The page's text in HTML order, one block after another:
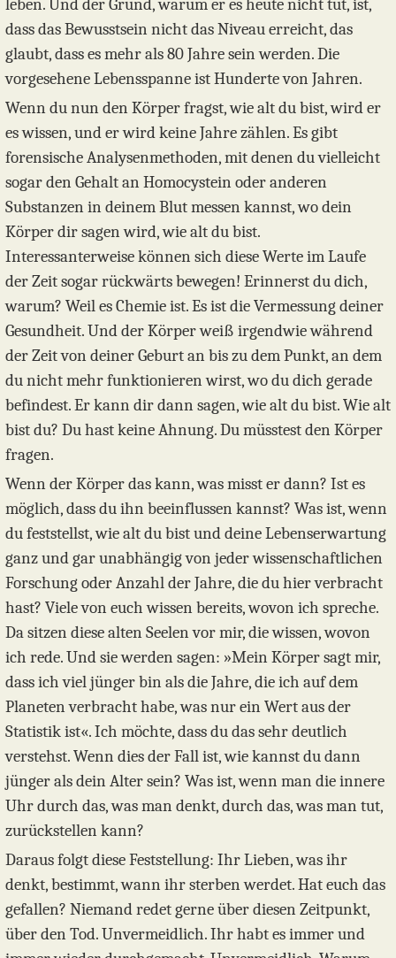
leben. Und der Grund, warum er es heute nicht tut, ist,
dass das Bewusstsein nicht das Niveau erreicht, das
glaubt, dass es mehr als 80 Jahre sein werden. Die
vorgesehene Lebensspanne ist Hunderte von Jahren.
Wenn du nun den Körper fragst, wie alt du bist, wird er
es wissen, und er wird keine Jahre zählen. Es gibt
forensische Analysenmethoden, mit denen du vielleicht
sogar den Gehalt an Homocystein oder anderen
Substanzen in deinem Blut messen kannst, wo dein
Körper dir sagen wird, wie alt du bist.
Interessanterweise können sich diese Werte im Laufe
der Zeit sogar rückwärts bewegen! Erinnerst du dich,
warum? Weil es Chemie ist. Es ist die Vermessung deiner
Gesundheit. Und der Körper weiß irgendwie während
der Zeit von deiner Geburt an bis zu dem Punkt, an dem
du nicht mehr funktionieren wirst, wo du dich gerade
befindest. Er kann dir dann sagen, wie alt du bist. Wie alt
bist du? Du hast keine Ahnung. Du müsstest den Körper
fragen.
Wenn der Körper das kann, was misst er dann? Ist es
möglich, dass du ihn beeinflussen kannst? Was ist, wenn
du feststellst, wie alt du bist und deine Lebenserwartung
ganz und gar unabhängig von jeder wissenschaftlichen
Forschung oder Anzahl der Jahre, die du hier verbracht
hast? Viele von euch wissen bereits, wovon ich spreche.
Da sitzen diese alten Seelen vor mir, die wissen, wovon
ich rede. Und sie werden sagen: »Mein Körper sagt mir,
dass ich viel jünger bin als die Jahre, die ich auf dem
Planeten verbracht habe, was nur ein Wert aus der
Statistik ist«. Ich möchte, dass du das sehr deutlich
verstehst. Wenn dies der Fall ist, wie kannst du dann
jünger als dein Alter sein? Was ist, wenn man die innere
Uhr durch das, was man denkt, durch das, was man tut,
zurückstellen kann?
Daraus folgt diese Feststellung: Ihr Lieben, was ihr
denkt, bestimmt, wann ihr sterben werdet. Hat euch das
gefallen? Niemand redet gerne über diesen Zeitpunkt,
über den Tod. Unvermeidlich. Ihr habt es immer und